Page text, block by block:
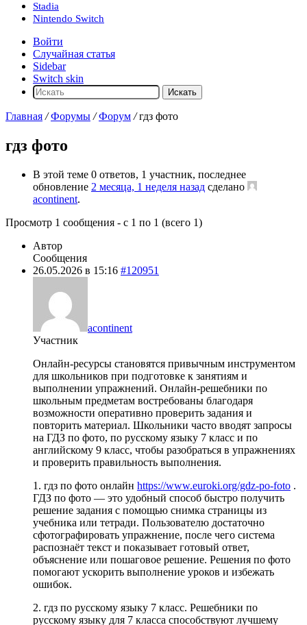
Stadia
Nintendo Switch
Войти
Случайная статья
Sidebar
Switch skin
Искать
Главная / Форумы / Форум / гдз фото
гдз фото
В этой теме 0 ответов, 1 участник, последнее
обновление 2 месяца, 1 неделя назад сделано
acontinent.
Просмотр 1 сообщения - с 1 по 1 (всего 1)
Автор
Сообщения
26.05.2026 в 15:16 #120951
acontinent
Участник
Онлайн-ресурсы становятся привычным инструментом
для школьников при подготовке к занятиям и
выполнении упражнений. Онлайн-решебники по
школьным предметам востребованы благодаря
возможности оперативно проверить задания и
повторить материал. Школьники часто вводят запросы
на ГДЗ по фото, по русскому языку 7 класс и по
английскому 9 класс, чтобы разобраться в упражнениях
и проверить правильность выполнения.
1. гдз по фото онлайн https://www.euroki.org/gdz-po-foto .
ГДЗ по фото — это удобный способ быстро получить
решение задания с помощью снимка страницы из
учебника или тетради. Пользователю достаточно
сфотографировать упражнение, после чего система
распознаёт текст и показывает готовый ответ,
объяснение или пошаговое решение. Решения по фото
помогают ускорить выполнение уроков и избежать
ошибок.
2. гдз по русскому языку 7 класс. Решебники по
русскому языку для 7 класса способствуют лучшему